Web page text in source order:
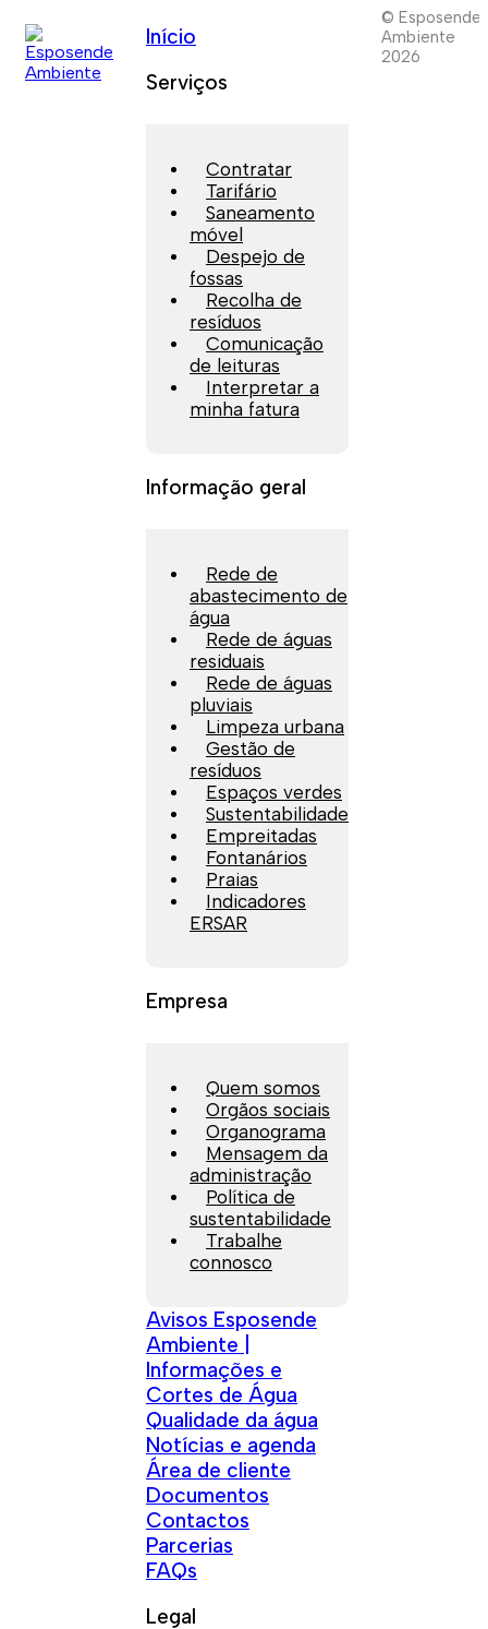
Início
Serviços
Contratar
Tarifário
Saneamento
móvel
Despejo de
fossas
Recolha de
resíduos
Comunicação
de leituras
Interpretar a
minha fatura
Informação geral
Rede de
abastecimento de
água
Rede de águas
residuais
Rede de águas
pluviais
Limpeza urbana
Gestão de
resíduos
Espaços verdes
Sustentabilidade
Empreitadas
Fontanários
Praias
Indicadores
ERSAR
Empresa
Quem somos
Orgãos sociais
Organograma
Mensagem da
administração
Política de
sustentabilidade
Trabalhe
connosco
Avisos Esposende
Ambiente |
Informações e
Cortes de Água
Qualidade da água
Notícias e agenda
Área de cliente
Documentos
Contactos
Parcerias
FAQs
Legal
© Esposende
Ambiente
2026